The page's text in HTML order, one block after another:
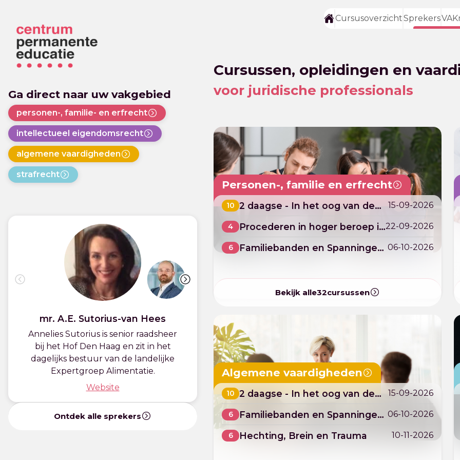
Ga direct naar uw vakgebied
personen-, familie- en erfrecht
intellectueel eigendomsrecht
algemene vaardigheden
strafrecht
mr. A.E. Sutorius-van Hees
Annelies Sutorius is senior raadsheer
bij het Hof Den Haag en zit in het
dagelijks bestuur van de landelijke
Expertgroep Alimentatie.
Website
Maarten Rijks is advocaat en partner
bij Taylor Wessing in Eindhoven. Zijn
praktijk richt zich op het intellectueel
eigendom.
Website
Timme
Ontdek alle sprekers
CursusoverzichtSprekers
Cursussen, opleidingen en
voor juridische professionals
Personen-, familie en erfrecht
10 2 daagse - In het oog van de
bezieling
15-09-2026
4
Procederen in hoger beroep in22-09-2026
6
Familiebanden en Spanningen: 06-10-2026
Bekijk alle32cursussen
Algemene vaardigheden
10 2 daagse - In het oog van de
orkaan - Ontstressen en
bezieling
15-09-2026
6
Familiebanden en Spanningen:
oplossen
06-10-2026
6 Hechting, Brein en Trauma 10-11-2026